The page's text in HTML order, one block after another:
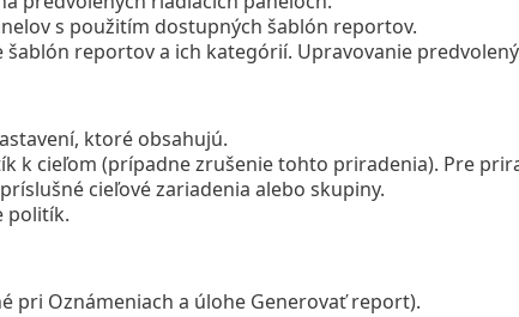
s použitím dostupných šablón reportov.
reportov a ich kategórií. Upravovanie
ktoré obsahujú.
k cieľom (prípadne zrušenie tohto priradenia). Pre
cieľové zariadenia alebo skupiny.
politík.
pri Oznámeniach a úlohe Generovať report).